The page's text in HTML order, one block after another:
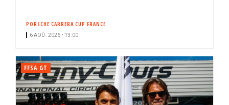
PORSCHE CARRERA CUP FRANCE
6 AOÛ. 2026 • 13:00
FFSA GT